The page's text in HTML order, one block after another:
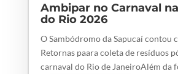
Ambipar no Carnaval
do Rio 2026
O Sambódromo da Sapucaí contou
Retornas paara coleta de resíduos
carnaval do Rio de JaneiroAlém da